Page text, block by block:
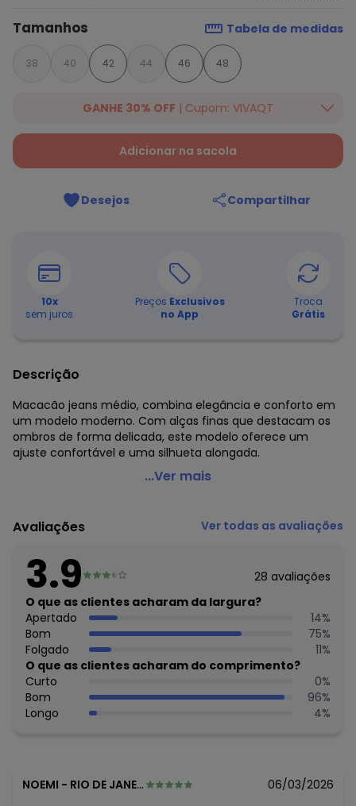
Tamanhos Tabela de medidas
38 40 42 44 46 48
GANHE 30% OFF | Cupom: VIVAQT
Ganhe 30% OFF Extra em qualquer valor, usando o cupom:
VIVAQT. Válido para toda loja Quintess, somente hoje
Adicionar na sacola
Desejos Compartilhar
10x
sem juros
Preços Exclusivos
no App
Troca
Grátis
Descrição
Macacão jeans médio, combina elegância e conforto em
um modelo moderno. Com alças finas que destacam os
ombros de forma delicada, este modelo oferece um
ajuste confortável e uma silhueta alongada.
Quintess - Macacão Jeans Médio em Jeans
Modelagem: Solta
Decote frente: V
Complemento: Alça;
Comprimento: Pantacourt
Cinto/Faixa: No mesmo tecido
Material: Jeans
Estação: Verão
Situação de Uso: Casual
Composição Material: 65% Algodão, 35% Liocel
Histórico de preços
O preço apresentado abaixo é o menor oferecido em
junho/2026 R$ 129,99
...Ver mais
Avaliações Ver todas as avaliações
3.9 28 avaliações
O que as clientes acharam da largura?
Apertado
14%
Bom
75%
Folgado
11%
O que as clientes acharam do comprimento?
Curto
0%
Bom
96%
Longo
4%
NOEMI - RIO DE JANEIRO - RJ 06/03/2026